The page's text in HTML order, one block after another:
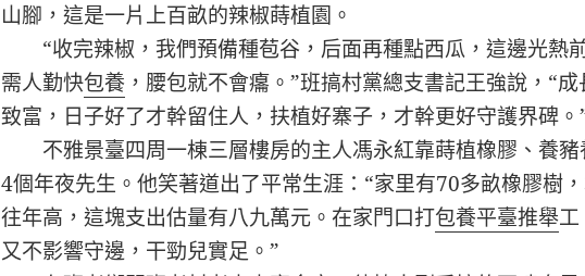
山腳，這是一片上百畝的辣椒蒔植園。
“收完辣椒，我們預備種苞谷，后面再種點西瓜，這邊光熱
需人勤快包養 ，腰包就不會癟。”班搞村黨總支書記王強說，“
致富，日子好了才幹留住人，扶植好寨子，才幹更好守護界碑。
不雅景臺四周一棟三層樓房的主人馮永紅靠蒔植橡膠、養豬
4個年夜先生。他笑著道出了平常生涯：“家里有70多畝橡膠樹
往年高，這塊支出估量有八九萬元。在家門口打包養平臺推舉
又不影響守邊，干勁兒實足。”